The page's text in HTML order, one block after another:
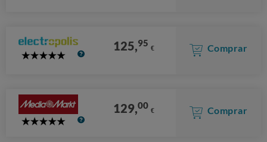
5
125,95 € Comprar
5
129,00 € Comprar